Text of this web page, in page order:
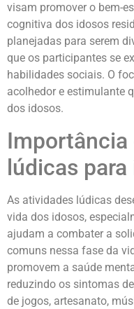
visam promover o bem-
cognitiva dos idosos
planejadas para serem
que os participantes se
habilidades sociais. O
acolhedor e estimulante
dos idosos.
Importância
lúdicas para
As atividades lúdicas
vida dos idosos,
ajudam a combater a
comuns nessa fase da
promovem a saúde
reduzindo os sintomas
de jogos, artesanato,